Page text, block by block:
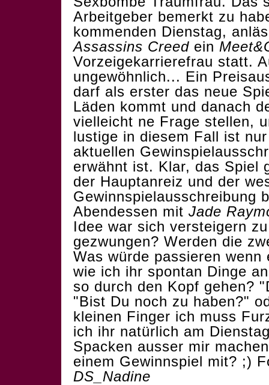
Arbeitgeber bemerkt zu
kommenden Dienstag,
Assassins Creed ein
Vorzeigekarrierefrau statt.
ungewöhnlich... Ein
darf als erster das neue
Läden kommt und danach
vielleicht ne Frage stellen,
lustige in diesem Fall ist
aktuellen
erwähnt ist. Klar, das Spiel
der Hauptanreiz und der
Gewinnspielausschreibung
Abendessen mit Jade
Idee war sich versteigern
gezwungen? Werden die
Was würde passieren
wie ich ihr spontan Dinge
so durch den Kopf gehen?
"Bist Du noch zu haben?"
kleinen Finger ich muss
ich ihr natürlich am
Spacken ausser mir
einem Gewinnspiel mit? ;)
DS_Nadine